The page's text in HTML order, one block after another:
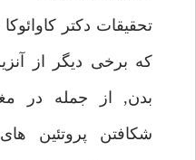
تحقيقات دكتر
كه برخى ديگر از
بدن, از جمله در
شكافتن پروتئين